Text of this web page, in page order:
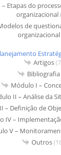
Etapas do
organizacional
de
organizacional
Artigos
Bibliografia
Módulo I –
II – Análise da
– Definição de
IV –
V –
Outros